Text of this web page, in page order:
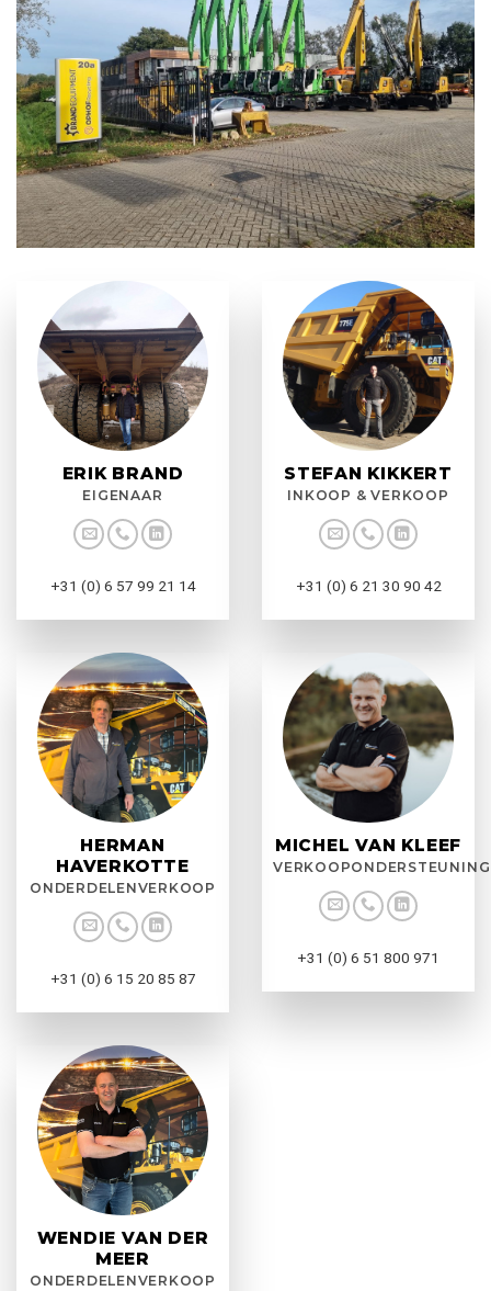
ERIK BRAND
EIGENAAR
+31 (0) 6 57 99 21 14
STEFAN KIKKERT
INKOOP & VERKOOP
+31 (0) 6 21 30 90 42
HERMAN
HAVERKOTTE
ONDERDELENVERKOOP
+31 (0) 6 15 20 85 87
MICHEL VAN KLEEF
VERKOOPONDERSTEUNING
+31 (0) 6 51 800 971
WENDIE VAN DER
MEER
ONDERDELENVERKOOP